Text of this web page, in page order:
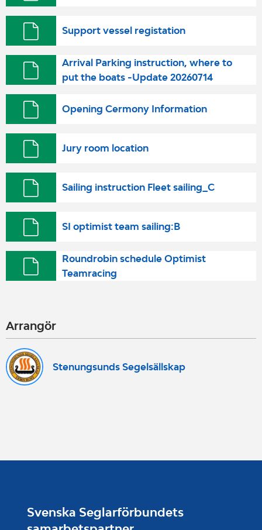
Support vessel registation
Arrival Parking instruction, where to
put the boats -Update 20260714
Opening Cermony Information
Jury room location
Sailing instruction Fleet sailing_C
SI optimist team sailing:B
Roundrobin schedule Optimist
Teamracing
Arrangör
Stenungsunds Segelsällskap
Svenska Seglarförbundets